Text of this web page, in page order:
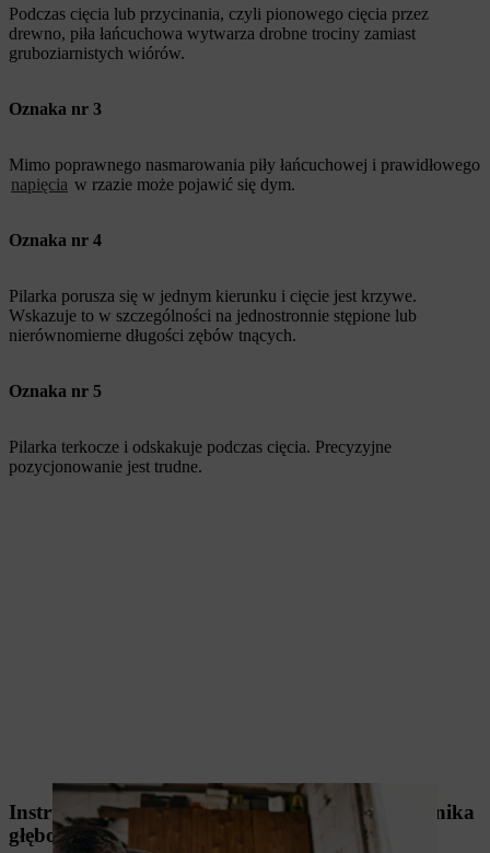
Podczas cięcia lub przycinania, czyli pionowego cięcia przez
drewno, piła łańcuchowa wytwarza drobne trociny zamiast
gruboziarnistych wiórów.
Oznaka nr 3
Mimo poprawnego nasmarowania piły łańcuchowej i prawidłowego
napięcia w rzazie może pojawić się dym.
Oznaka nr 4
Pilarka porusza się w jednym kierunku i cięcie jest krzywe.
Wskazuje to w szczególności na jednostronnie stępione lub
nierównomierne długości zębów tnących.
Oznaka nr 5
Pilarka terkocze i odskakuje podczas cięcia. Precyzyjne
pozycjonowanie jest trudne.
Instrukcja wideo: Ostrzenie łańcucha i ogranicznika
głębokości prowadnikiem 2-w-1 STIHL